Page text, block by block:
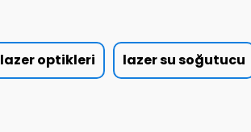
lazer optikleri lazer su soğutucu